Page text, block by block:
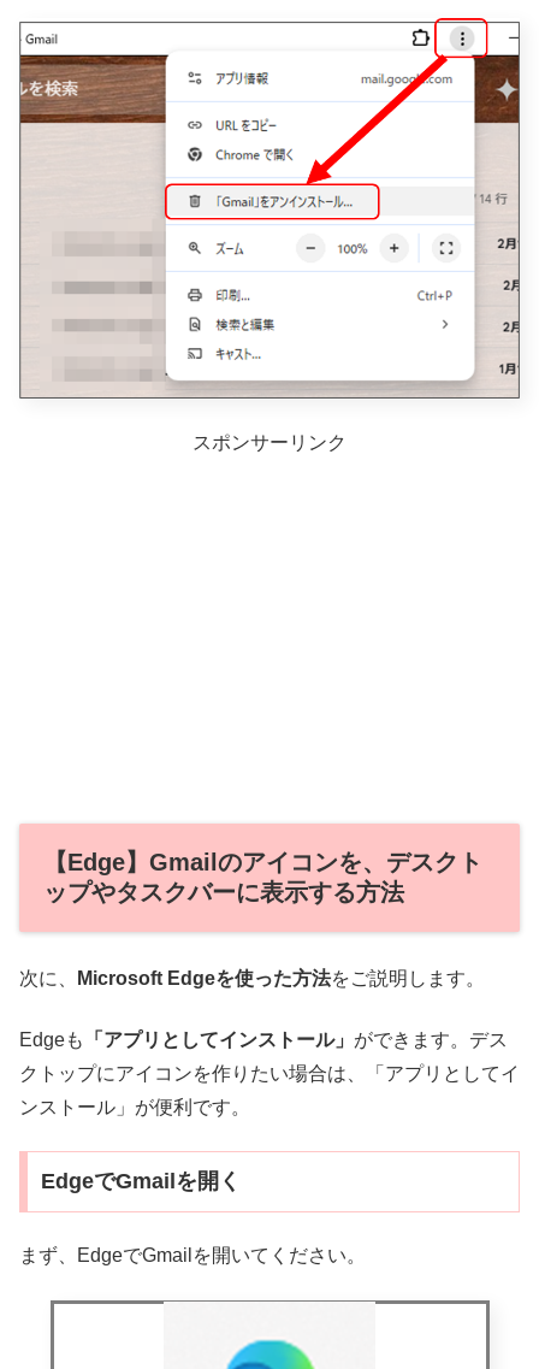
スポンサーリンク
【Edge】Gmailのアイコンを、デスクト
ップやタスクバーに表示する方法
次に、 Microsoft Edgeを使った方法をご説明します。
Edgeも 「アプリとしてインストール」 ができます。デス
クトップにアイコンを作りたい場合は、「アプリとしてイ
ンストール」が便利です。
EdgeでGmailを開く
まず、EdgeでGmailを開いてください。